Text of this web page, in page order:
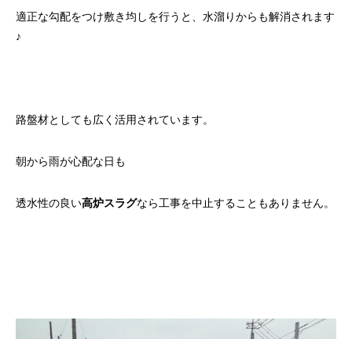
適正な勾配をつけ敷き均しを行うと、水溜りからも解消されます
♪
路盤材としても広く活用されています。
朝から雨が心配な日も
透水性の良い高炉スラグなら工事を中止することもありません。